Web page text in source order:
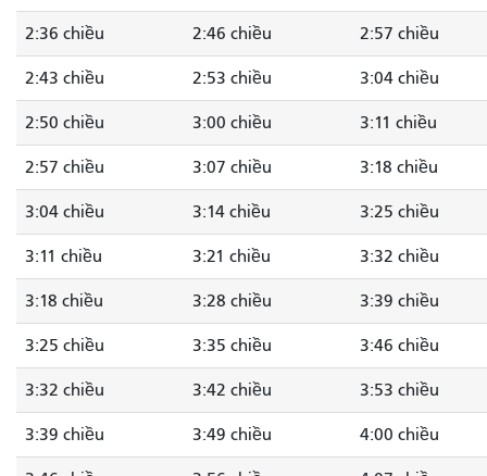
2:36 chiều 2:46 chiều 2:57 chiều
2:43 chiều 2:53 chiều 3:04 chiều
2:50 chiều 3:00 chiều 3:11 chiều
2:57 chiều 3:07 chiều 3:18 chiều
3:04 chiều 3:14 chiều 3:25 chiều
3:11 chiều 3:21 chiều 3:32 chiều
3:18 chiều 3:28 chiều 3:39 chiều
3:25 chiều 3:35 chiều 3:46 chiều
3:32 chiều 3:42 chiều 3:53 chiều
3:39 chiều 3:49 chiều 4:00 chiều